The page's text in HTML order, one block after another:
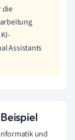
die
Assistants
und